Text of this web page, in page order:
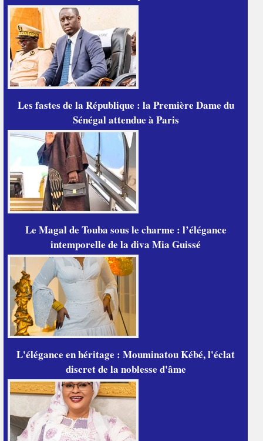
Les fastes de la République : la Première Dame du
Sénégal attendue à Paris
Le Magal de Touba sous le charme : l’élégance
intemporelle de la diva Mia Guissé
L'élégance en héritage : Mouminatou Kébé, l'éclat
discret de la noblesse d'âme